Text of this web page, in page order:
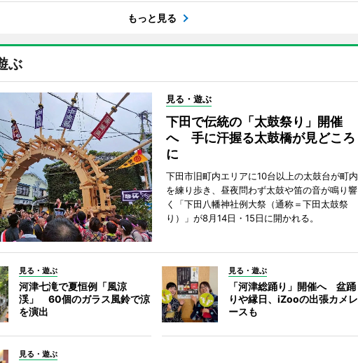
もっと見る
ぶ
見る・遊ぶ
下田で伝統の「太鼓祭り」開催
へ 手に汗握る太鼓橋が見どころ
に
下田市旧町内エリアに10台以上の太鼓台が町内
を練り歩き、昼夜問わず太鼓や笛の音が鳴り響
く「下田八幡神社例大祭（通称＝下田太鼓祭
り）」が8月14日・15日に開かれる。
見る・遊ぶ
河津七滝で夏恒例「風涼
渓」 60個のガラス風鈴で涼
を演出
見る・遊ぶ
「河津総踊り」開催へ 盆踊
りや縁日、iZooの出張カメレ
ースも
見る・遊ぶ